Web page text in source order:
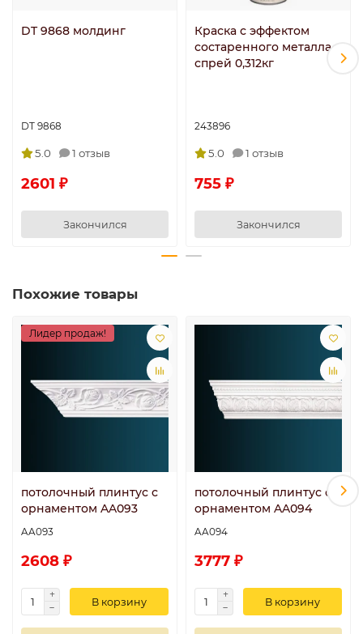
DT 9868 молдинг
DT 9868
5.0 1 отзыв
2601 ₽
Закончился
Краска с эффектом
состаренного металла -
спрей 0,312кг
243896
5.0 1 отзыв
755 ₽
Закончился
Похожие товары
Лидер продаж!
потолочный плинтус с
орнаментом AA093
AA093
2608 ₽
В корзину
потолочный плинтус с
орнаментом AA094
AA094
3777 ₽
В корзину